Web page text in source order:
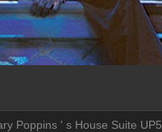
Poppins ' s House Suite UP5